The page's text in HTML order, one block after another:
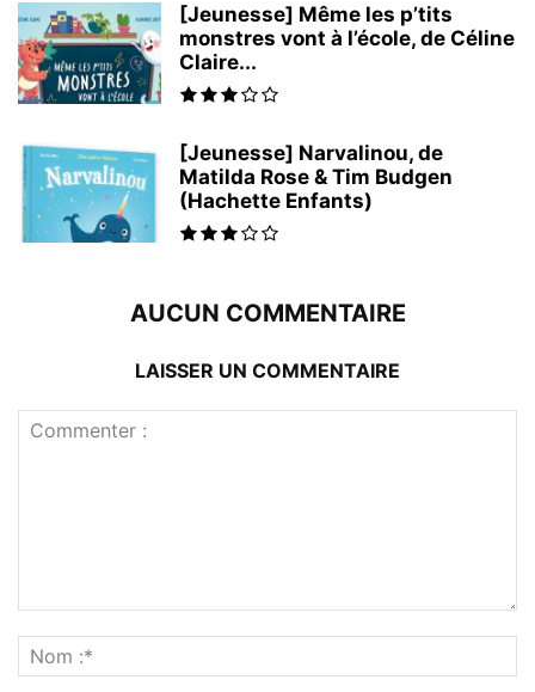
[Jeunesse] Même les p’tits
monstres vont à l’école, de Céline
Claire...
[Jeunesse] Narvalinou, de
Matilda Rose & Tim Budgen
(Hachette Enfants)
AUCUN COMMENTAIRE
LAISSER UN COMMENTAIRE